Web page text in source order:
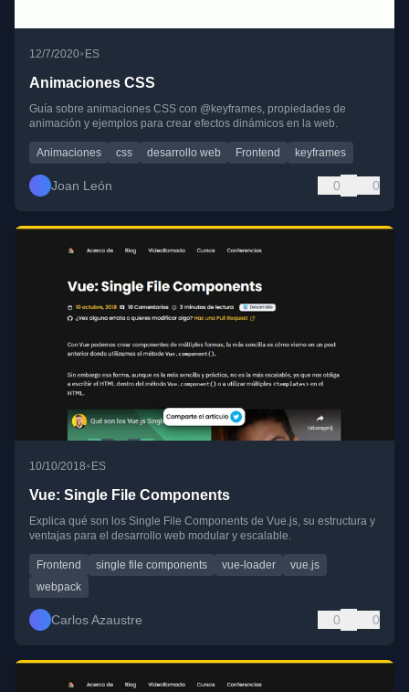
12/7/2020• ES
Animaciones CSS
Guía sobre animaciones CSS con @keyframes, propiedades de
animación y ejemplos para crear efectos dinámicos en la web.
Animaciones css desarrollo web Frontend keyframes
Joan León 0 0
10/10/2018•ES
Vue: Single File Components
Explica qué son los Single File Components de Vue.js, su estructura y
ventajas para el desarrollo web modular y escalable.
Frontend single file components vue-loader
vue.js
webpack
Carlos Azaustre 0 0